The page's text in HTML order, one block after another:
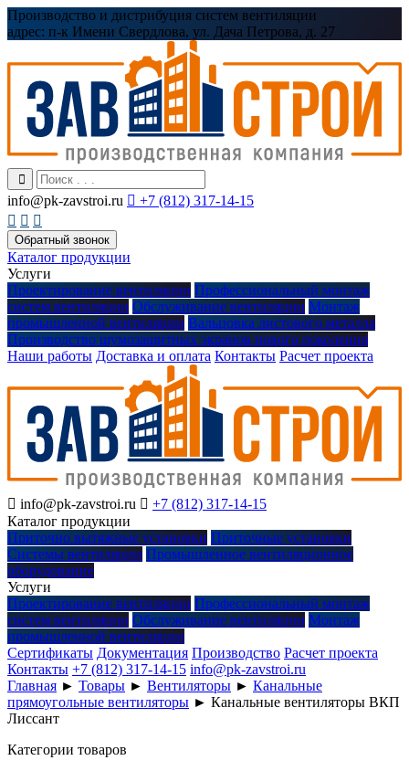
Производство и дистрибуция систем вентиляции
адрес: п-к Имени Свердлова, ул. Дача Петрова, д. 27
info@pk-zavstroi.ru  +7 (812) 317-14-15
  
Обратный звонок
Каталог продукции
Услуги
Проектирование вентиляции Профессиональный монтаж
систем вентиляции Обслуживание вентиляции Монтаж
промышленной вентиляции Вальцовка листового металла
Производство шумозащитных экранов нового поколения
Наши работы Доставка и оплата Контакты Расчет проекта
 info@pk-zavstroi.ru  +7 (812) 317-14-15
Каталог продукции
Приточно вытяжные установки Приточные установки
Системы вентиляции Промышленное вентиляционное
оборудование
Услуги
Проектирование вентиляции Профессиональный монтаж
систем вентиляции Обслуживание вентиляции Монтаж
промышленной вентиляции
Сертификаты Документация Производство Расчет проекта
Контакты +7 (812) 317-14-15 info@pk-zavstroi.ru
Главная ► Товары ► Вентиляторы ► Канальные
прямоугольные вентиляторы ► Канальные вентиляторы ВКП
Лиссант
Категории товаров